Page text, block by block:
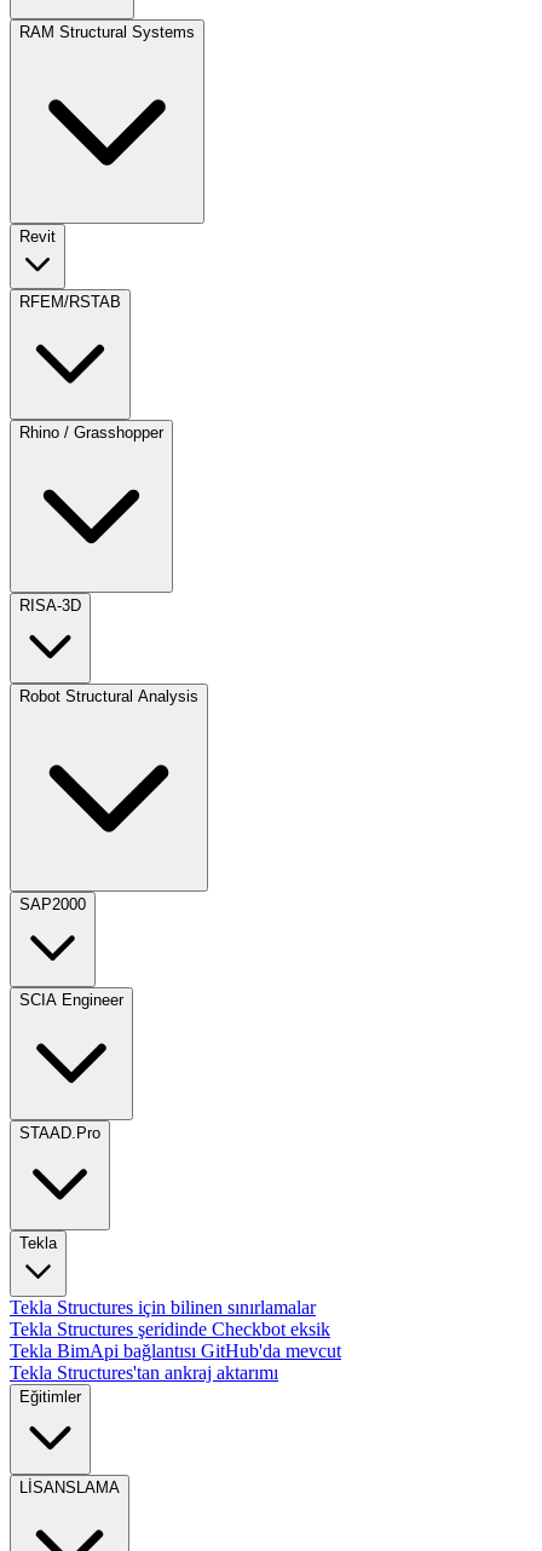
RAM Structural Systems
Revit
RFEM/RSTAB
Rhino / Grasshopper
RISA-3D
Robot Structural Analysis
SAP2000
SCIA Engineer
STAAD.Pro
Tekla
Tekla Structures için bilinen sınırlamalar
Tekla Structures şeridinde Checkbot eksik
Tekla BimApi bağlantısı GitHub'da mevcut
Tekla Structures'tan ankraj aktarımı
Eğitimler
LİSANSLAMA